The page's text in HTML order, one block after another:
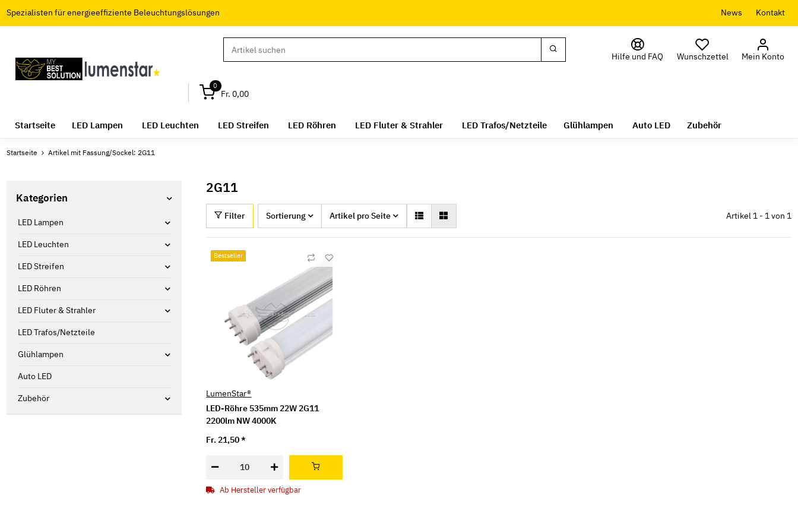
News Kontakt
Spezialisten für energieeffiziente Beleuchtungslösungen
Hilfe und FAQ Wunschzettel Mein Konto
0
Fr. 0,00
LED Lampen LED Leuchten LED Streifen LED Röhren LED Fluter & Strahler LED Trafos/Netzteile Glühlampen Auto LED Zubehör
Startseite
Startseite Artikel mit Fassung/Sockel: 2G11
2G11
Filter Sortierung Artikel pro Seite Artikel 1 - 1 von 1
Bestseller
LumenStar®
LED-Röhre 535mm 22W 2G11
2200lm NW 4000K
Fr. 21,50*
Ab Hersteller verfügbar
Kategorien
LED Lampen
LED Leuchten
LED Streifen
LED Röhren
LED Fluter & Strahler
LED Trafos/Netzteile
Glühlampen
Auto LED
Zubehör